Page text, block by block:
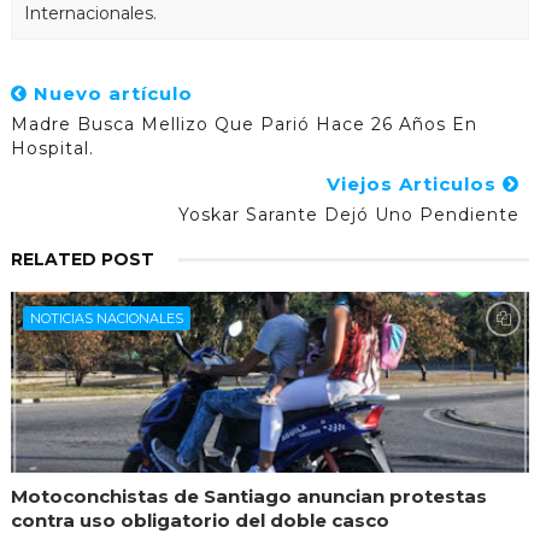
Internacionales.
Nuevo artículo
Madre Busca Mellizo Que Parió Hace 26 Años En
Hospital.
Viejos Articulos
Yoskar Sarante Dejó Uno Pendiente
RELATED POST
NOTICIAS NACIONALES
Motoconchistas de Santiago anuncian protestas
contra uso obligatorio del doble casco